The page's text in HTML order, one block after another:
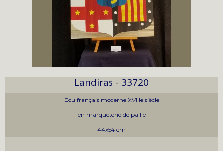
Landiras - 33720
Ecu français moderne XVIIIe siècle
en marquèterie de paille
44x54 cm